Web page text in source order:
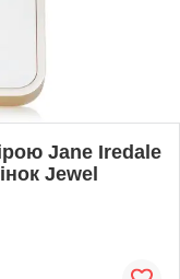
Jane Iredale
Jewel